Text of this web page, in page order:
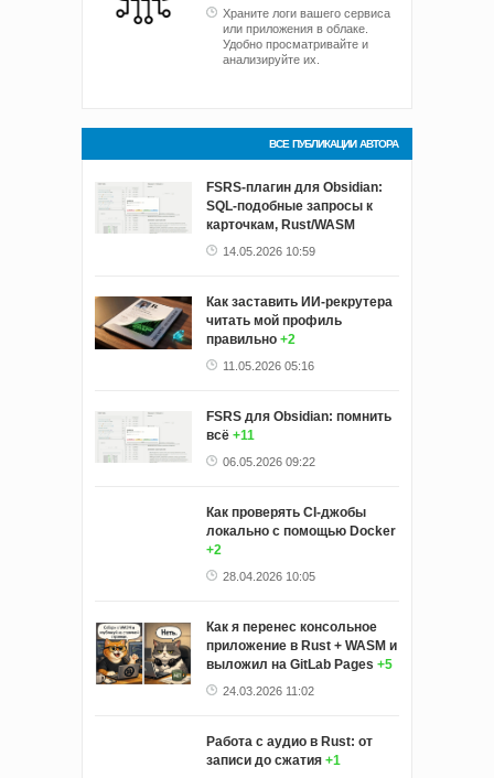
Храните логи вашего сервиса
или приложения в облаке.
Удобно просматривайте и
анализируйте их.
ВСЕ ПУБЛИКАЦИИ АВТОРА
FSRS-плагин для Obsidian:
SQL-подобные запросы к
карточкам, Rust/WASM
14.05.2026 10:59
Как заставить ИИ-рекрутера
читать мой профиль
правильно +2
11.05.2026 05:16
FSRS для Obsidian: помнить
всё +11
06.05.2026 09:22
Как проверять CI-джобы
локально с помощью Docker
+2
28.04.2026 10:05
Как я перенес консольное
приложение в Rust + WASM и
выложил на GitLab Pages +5
24.03.2026 11:02
Работа с аудио в Rust: от
записи до сжатия +1